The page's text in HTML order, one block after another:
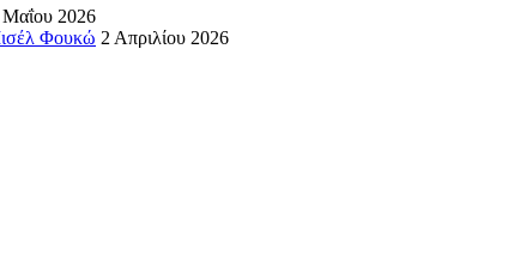
Μαΐου 2026
Φουκώ 2 Απριλίου 2026